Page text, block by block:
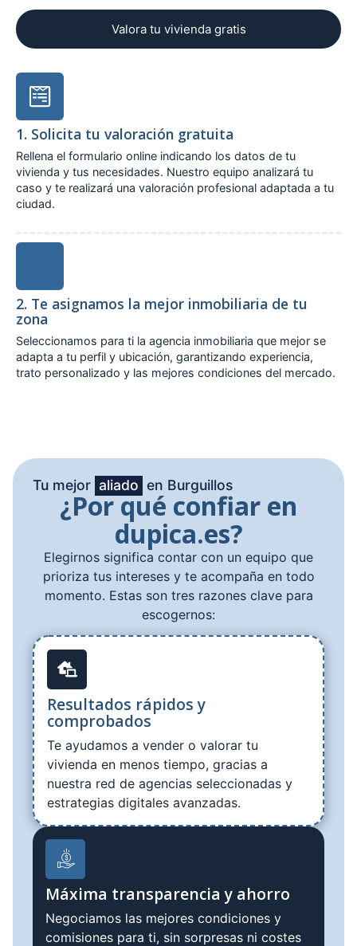
Valora tu vivienda gratis
1. Solicita tu valoración gratuita
Rellena el formulario online indicando los datos de tu
vivienda y tus necesidades. Nuestro equipo analizará tu
caso y te realizará una valoración profesional adaptada a tu
ciudad.
2. Te asignamos la mejor inmobiliaria de tu
zona
Seleccionamos para ti la agencia inmobiliaria que mejor se
adapta a tu perfil y ubicación, garantizando experiencia,
trato personalizado y las mejores condiciones del mercado.
Tu mejor aliado en Burguillos
¿Por qué confiar en
dupica.es?
Elegirnos significa contar con un equipo que
prioriza tus intereses y te acompaña en todo
momento. Estas son tres razones clave para
escogernos:
Resultados rápidos y
comprobados
Te ayudamos a vender o valorar tu
vivienda en menos tiempo, gracias a
nuestra red de agencias seleccionadas y
estrategias digitales avanzadas.
Máxima transparencia y ahorro
Negociamos las mejores condiciones y
comisiones para ti, sin sorpresas ni costes